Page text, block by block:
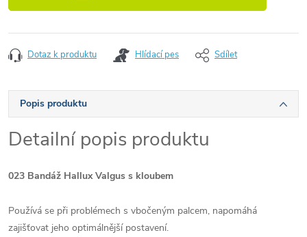
Dotaz k produktu Hlídací pes Sdílet
Popis produktu
Detailní popis produktu
023 Bandáž Hallux Valgus s kloubem
Používá se při problémech s vbočeným palcem, napomáhá
zajišťovat jeho optimálnější postavení.